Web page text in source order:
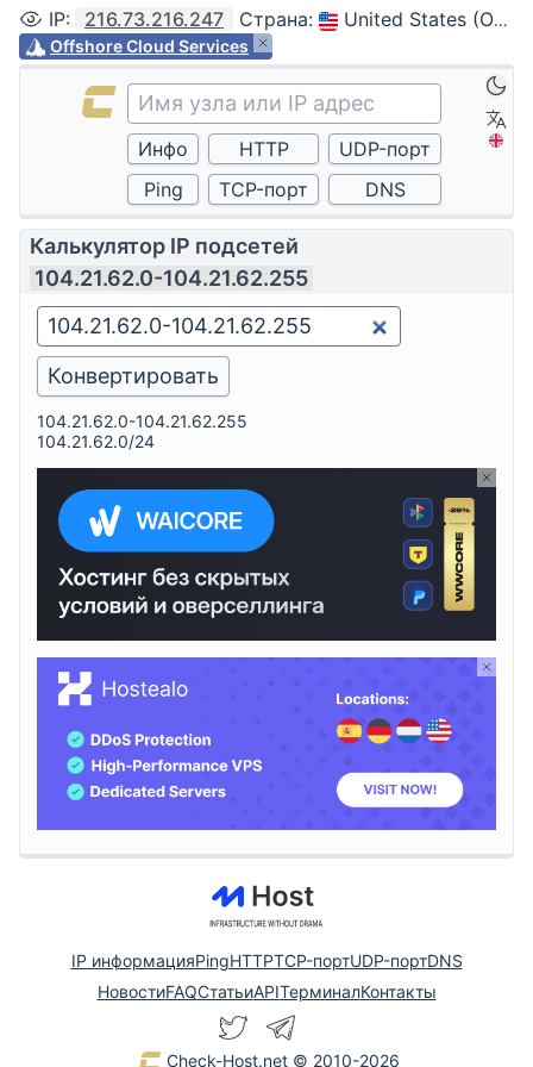
IP: 216.73.216.247 Страна: United States (Ohio, Columbus)
Offshore Cloud Services
Калькулятор IP подсетей
104.21.62.0-104.21.62.255
104.21.62.0-104.21.62.255
104.21.62.0/24
IP информацияPingHTTPTCP-портUDP-портDNS
НовостиFAQСтатьиAPIТерминалКонтакты
Check-Host.net © 2010-2026